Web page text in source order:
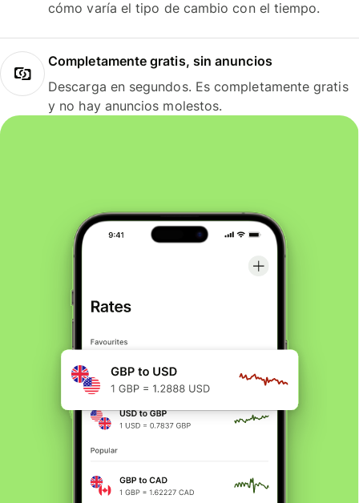
cómo varía el tipo de cambio con el tiempo.
Completamente gratis, sin anuncios
Descarga en segundos. Es completamente gratis
y no hay anuncios molestos.